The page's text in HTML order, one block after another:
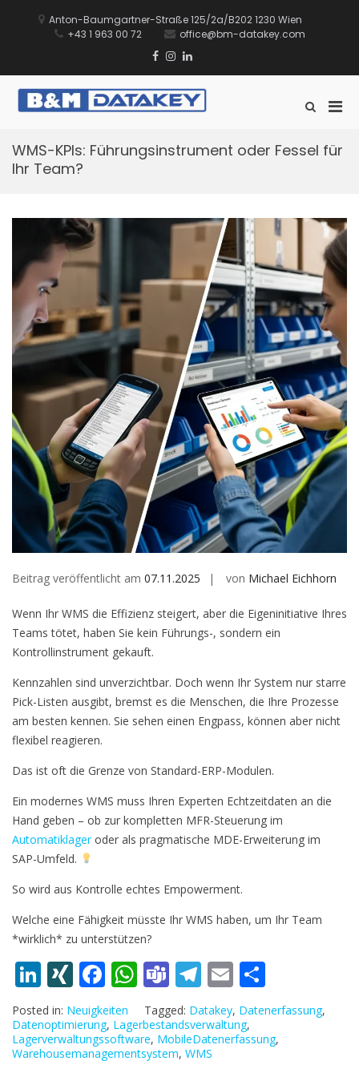
Anton-Baumgartner-Straße 125/2a/B202 1230 Wien
+43 1 963 00 72
office@bm-datakey.com
Facebook
Instagram
Linkedin
B&M DATAKEY
Sie führen Ihr Lager. Wir
Such-
für
WMS-KPIs: Führungsinstrument oder Fessel für
Ihr Team?
Beitrag veröffentlicht am 07.11.2025 von Michael Eichhorn
Wenn Ihr WMS die Effizienz steigert, aber die Eigeninitiative Ihres
Teams tötet, haben Sie kein Führungs-, sondern ein
Kontrollinstrument gekauft.
Kennzahlen sind unverzichtbar. Doch wenn Ihr System nur starre
Pick-Listen ausgibt, bremst es die Menschen, die Ihre Prozesse
am besten kennen. Sie sehen einen Engpass, können aber nicht
flexibel reagieren.
Das ist oft die Grenze von Standard-ERP-Modulen.
Ein modernes WMS muss Ihren Experten Echtzeitdaten an die
Hand geben – ob zur kompletten MFR-Steuerung im
Automatiklageroder als pragmatische MDE-Erweiterung im
SAP-Umfeld.
So wird aus Kontrolle echtes Empowerment.
Welche eine Fähigkeit müsste Ihr WMS haben, um Ihr Team
*wirklich* zu unterstützen?
Li
n
k
e
XI
N
G
F
ac
e
b
W
h
at
s
T
e
a
m
T
el
e
gr
E
m
ai
l
ei
le
n
Posted in: Neuigkeiten Tagged: Datakey, Datenerfassung,
Datenoptimierung, Lagerbestandsverwaltung,
Lagerverwaltungssoftware, MobileDatenerfassung,
Warehousemanagementsystem, WMS